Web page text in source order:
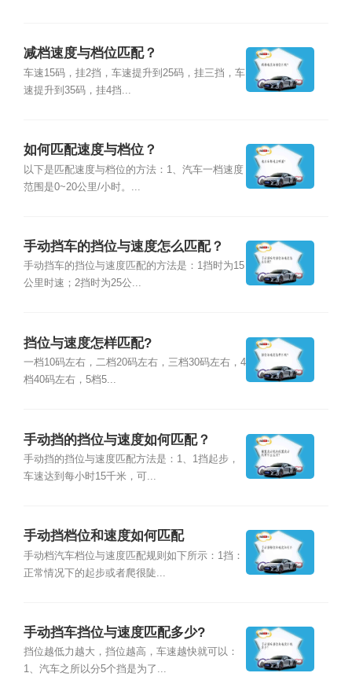
减档速度与档位匹配？
车速15码，挂2挡，车速提升到25码，挂三挡，车
速提升到35码，挂4挡...
如何匹配速度与档位？
以下是匹配速度与档位的方法：1、汽车一档速度
范围是0~20公里/小时。...
手动挡车的挡位与速度怎么匹配？
手动挡车的挡位与速度匹配的方法是：1挡时为15
公里时速；2挡时为25公...
挡位与速度怎样匹配?
一档10码左右，二档20码左右，三档30码左右，4
档40码左右，5档5...
手动挡的挡位与速度如何匹配？
手动挡的挡位与速度匹配方法是：1、1挡起步，
车速达到每小时15千米，可...
手动挡档位和速度如何匹配
手动档汽车档位与速度匹配规则如下所示：1挡：
正常情况下的起步或者爬很陡...
手动挡车挡位与速度匹配多少?
挡位越低力越大，挡位越高，车速越快就可以：
1、汽车之所以分5个挡是为了...